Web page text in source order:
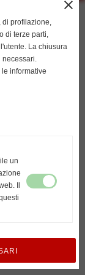
close
di profilazione,
di terze parti,
La chiusura
necessari.
informative
un
Il